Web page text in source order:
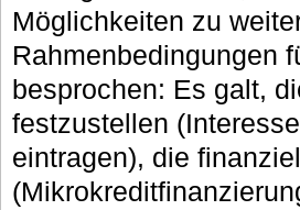
Möglichkeiten zu
Rahmenbedingungen
besprochen: Es galt,
festzustellen
eintragen), die